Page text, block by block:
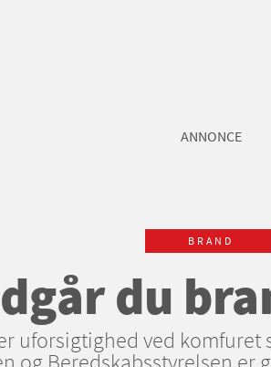
ANNONCE
BRAND
du
uforsigtighed ved komfuret